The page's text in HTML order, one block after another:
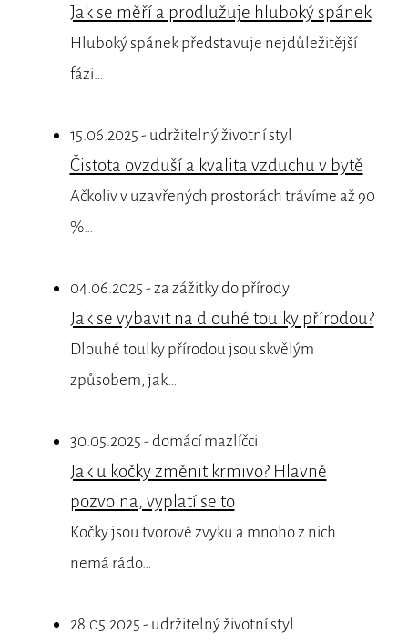
Jak se měří a prodlužuje hluboký spánek
Hluboký spánek představuje nejdůležitější
fázi…
15.06.2025 - udržitelný životní styl
Čistota ovzduší a kvalita vzduchu v bytě
Ačkoliv v uzavřených prostorách trávíme až 90
%…
04.06.2025 - za zážitky do přírody
Jak se vybavit na dlouhé toulky přírodou?
Dlouhé toulky přírodou jsou skvělým
způsobem, jak…
30.05.2025 - domácí mazlíčci
Jak u kočky změnit krmivo? Hlavně
pozvolna, vyplatí se to
Kočky jsou tvorové zvyku a mnoho z nich
nemá rádo…
28.05.2025 - udržitelný životní styl